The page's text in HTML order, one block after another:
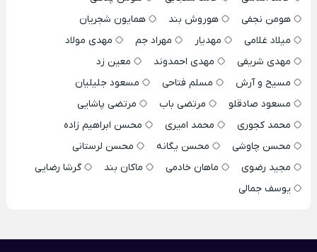
هومن نجفی
هوروش بند
همایون شجریان
میلاد غلامی
مهدیار مهراد جم
مهدی مولاد
مهدی شریفی
مهدی احمدوند
معین زد
مسیح و آرش
مسلم فتاحی
مسعود جلیلیان
مسعود صادقلو
مرتضی باب
مرتضی پاشایی
محمد کجوری
محمد امیری
محسن ابراهیم زاده
محسن چاوشی
محسن یگانه
محسن لرستانی
مجید رضوی
ماهان خادمی ماکان بند
گرشا رضایی
یوسف جمالی